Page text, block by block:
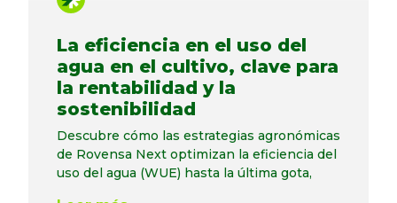
La eficiencia en el uso del
agua en el cultivo, clave para
la rentabilidad y la
sostenibilidad
Descubre cómo las estrategias agronómicas
de Rovensa Next optimizan la eficiencia del
uso del agua (WUE) hasta la última gota,